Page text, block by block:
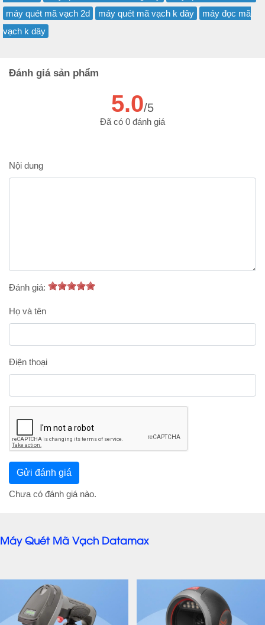
máy quét mã vạch 2d
máy quét mã vạch k dây
máy đọc mã
vạch k dây
Đánh giá sản phẩm
5.0/5
Đã có 0 đánh giá
Nội dung
Đánh giá:
Họ và tên
Điện thoại
Chưa có đánh giá nào.
Máy Quét Mã Vạch Datamax